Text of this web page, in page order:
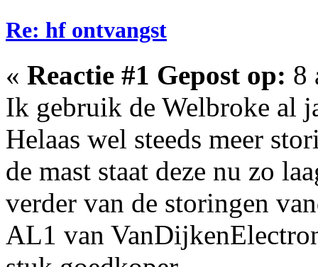
Re: hf ontvangst
« Reactie #1 Gepost op: 8
Ik gebruik de Welbroke al
Helaas wel steeds meer
de mast staat deze nu zo
verder van de storingen
AL1 van